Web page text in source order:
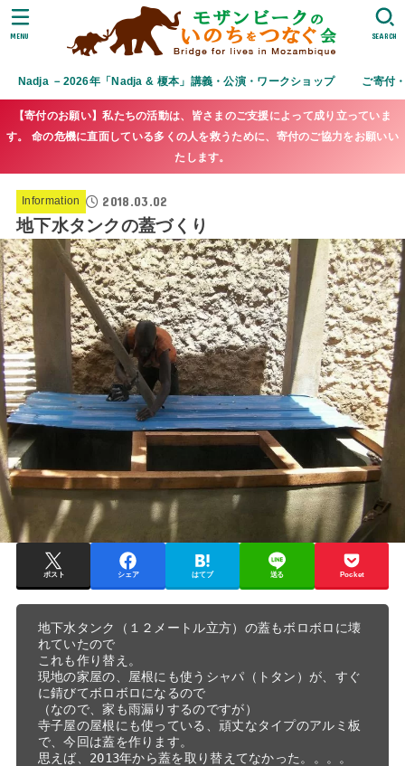
Nadja －2026年「Nadja & 榎本」講義・公演・ワークショップ ご寄付
SEARCH
MENU
【寄付のお願い】私たちの活動は、皆さまのご支援によって成り立っていま
す。 命の危機に直面している多くの人を救うために、寄付のご協力をお願いい
たします。
Information 2018.03.02
地下水タンクの蓋づくり
ポスト シェア はてブ 送る Pocket
地下水タンク（１２メートル立方）の蓋もボロボロに壊
れていたので
これも作り替え。
現地の家屋の、屋根にも使うシャパ（トタン）が、すぐ
に錆びてボロボロになるので
（なので、家も雨漏りするのですが）
寺子屋の屋根にも使っている、頑丈なタイプのアルミ板
で、今回は蓋を作ります。
思えば、2013年から蓋を取り替えてなかった。。。。